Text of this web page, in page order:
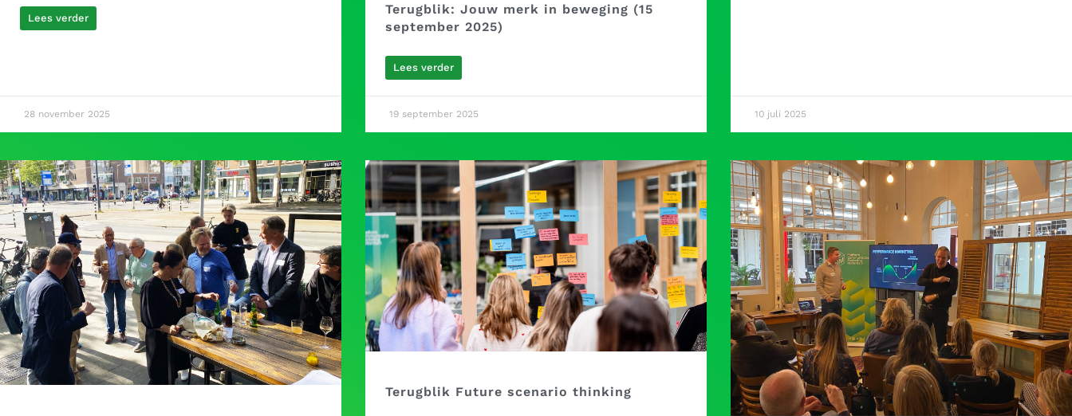
Lees verder
28 november 2025
Terugblik: Jouw merk in beweging (15
september 2025)
Lees verder
19 september 2025 10 juli 2025
Terugblik Future scenario thinking